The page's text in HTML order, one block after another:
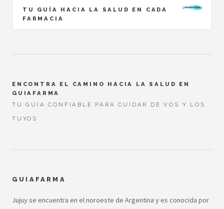
TU GUÍA HACIA LA SALUD EN CADA
FARMACIA
ENCONTRA EL CAMINO HACIA LA SALUD EN
GUIAFARMA
TU GUÍA CONFIABLE PARA CUIDAR DE VOS Y LOS
TUYOS
GUIAFARMA
Jujuy se encuentra en el noroeste de Argentina y es conocida por